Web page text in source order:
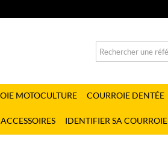
MOTOCULTURE COURROIE DENTÉE
ACCESSOIRES IDENTIFIER SA COURROIE